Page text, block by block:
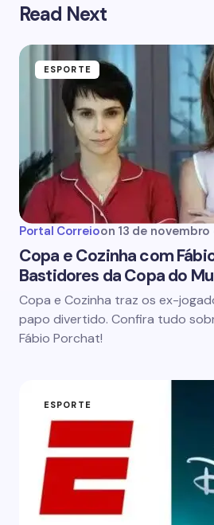
Read Next
ESPORTE
Portal Correioon 13 de
Copa e Cozinha com
Bastidores da Copa do
Copa e Cozinha traz os ex-
papo divertido. Confira tudo
Fábio Porchat!
ESPORTE